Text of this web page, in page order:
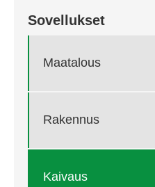
Sovellukset
Maatalous
Rakennus
Kaivaus